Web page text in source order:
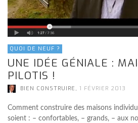
QUOI DE NEUF ?
UNE IDÉE GÉNIALE :
PILOTIS !
BIEN CONSTRUIRE , 1 FÉVRIER 2013
Comment construire des maisons
soient : – confortables, – grands, – aux